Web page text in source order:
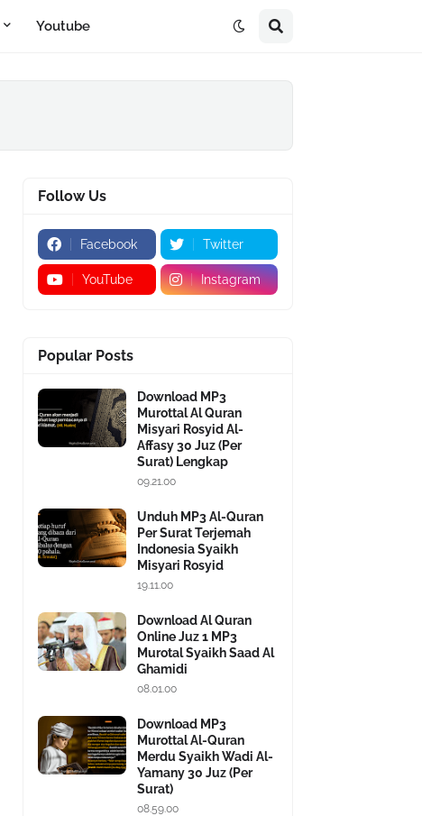
Youtube
Follow Us
Facebook Twitter
YouTube Instagram
Popular Posts
Download MP3
Murottal Al Quran
Misyari Rosyid Al-
Affasy 30 Juz (Per
Surat) Lengkap
09.21.00
Unduh MP3 Al-Quran
Per Surat Terjemah
Indonesia Syaikh
Misyari Rosyid
19.11.00
Download Al Quran
Online Juz 1 MP3
Murotal Syaikh Saad Al
Ghamidi
08.01.00
Download MP3
Murottal Al-Quran
Merdu Syaikh Wadi Al-
Yamany 30 Juz (Per
Surat)
08.59.00